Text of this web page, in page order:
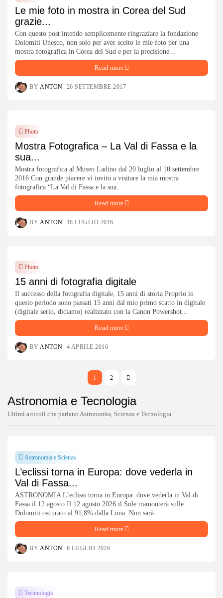
Le mie foto in mostra in Corea del Sud
grazie...
Con questo post intendo semplicemente ringraziare la fondazione
Dolomiti Unesco, non solo per aver scelto le mie foto per una
mostra fotografica in Corea del Sud e per la precisione...
Read more
BY ANTON 26 SETTEMBRE 2017
Photo
Mostra Fotografica – La Val di Fassa e la
sua...
Mostra fotografica al Museo Ladino dal 20 luglio al 10 settembre
2016 Con grande piacere vi invito a visitare la mia mostra
fotografica “La Val di Fassa e la sua...
Read more
BY ANTON 18 LUGLIO 2016
Photo
15 anni di fotografia digitale
Il successo della fotografia digitale, 15 anni di storia Proprio in
questo periodo sono passati 15 anni dal mio primo scatto in digitale
(digitale serio, diciamo) realizzato con la Canon Powershot...
Read more
BY ANTON 4 APRILE 2016
1 2
Astronomia e Tecnologia
Ultimi articoli che parlano Astronomia, Scienza e Tecnologia
Astronomia e Scienza
L’eclissi torna in Europa: dove vederla in
Val di Fassa...
ASTRONOMIA L’eclissi torna in Europa: dove vederla in Val di
Fassa il 12 agosto Il 12 agosto 2026 il Sole tramonterà sulle
Dolomiti oscurato al 91,8% dalla Luna. Non sarà...
Read more
BY ANTON 6 LUGLIO 2026
Technologia